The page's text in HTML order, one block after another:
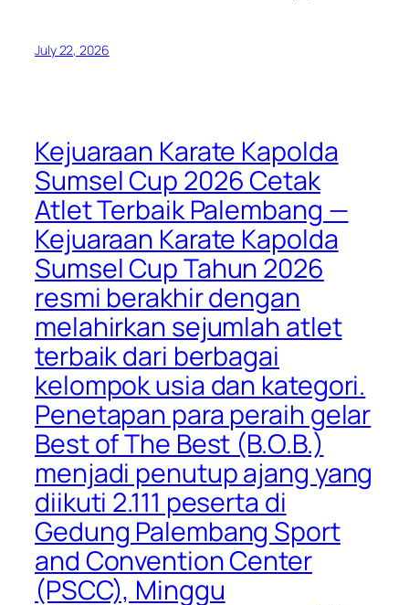
July 22, 2026
Kejuaraan Karate Kapolda
Sumsel Cup 2026 Cetak
Atlet Terbaik Palembang —
Kejuaraan Karate Kapolda
Sumsel Cup Tahun 2026
resmi berakhir dengan
melahirkan sejumlah atlet
terbaik dari berbagai
kelompok usia dan kategori.
Penetapan para peraih gelar
Best of The Best (B.O.B.)
menjadi penutup ajang yang
diikuti 2.111 peserta di
Gedung Palembang Sport
and Convention Center
(PSCC), Minggu